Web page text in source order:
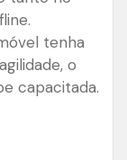
tenha
o
capacitada.